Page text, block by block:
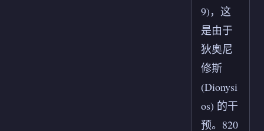
9)，这
是由于
狄奥尼
修斯
(Dionysi
os) 的干
预。820